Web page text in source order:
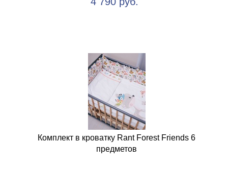
Комплект в кроватку Rant Forest Friends 6
предметов